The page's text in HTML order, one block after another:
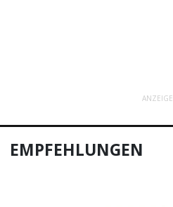
ANZEIGE
EMPFEHLUNGEN